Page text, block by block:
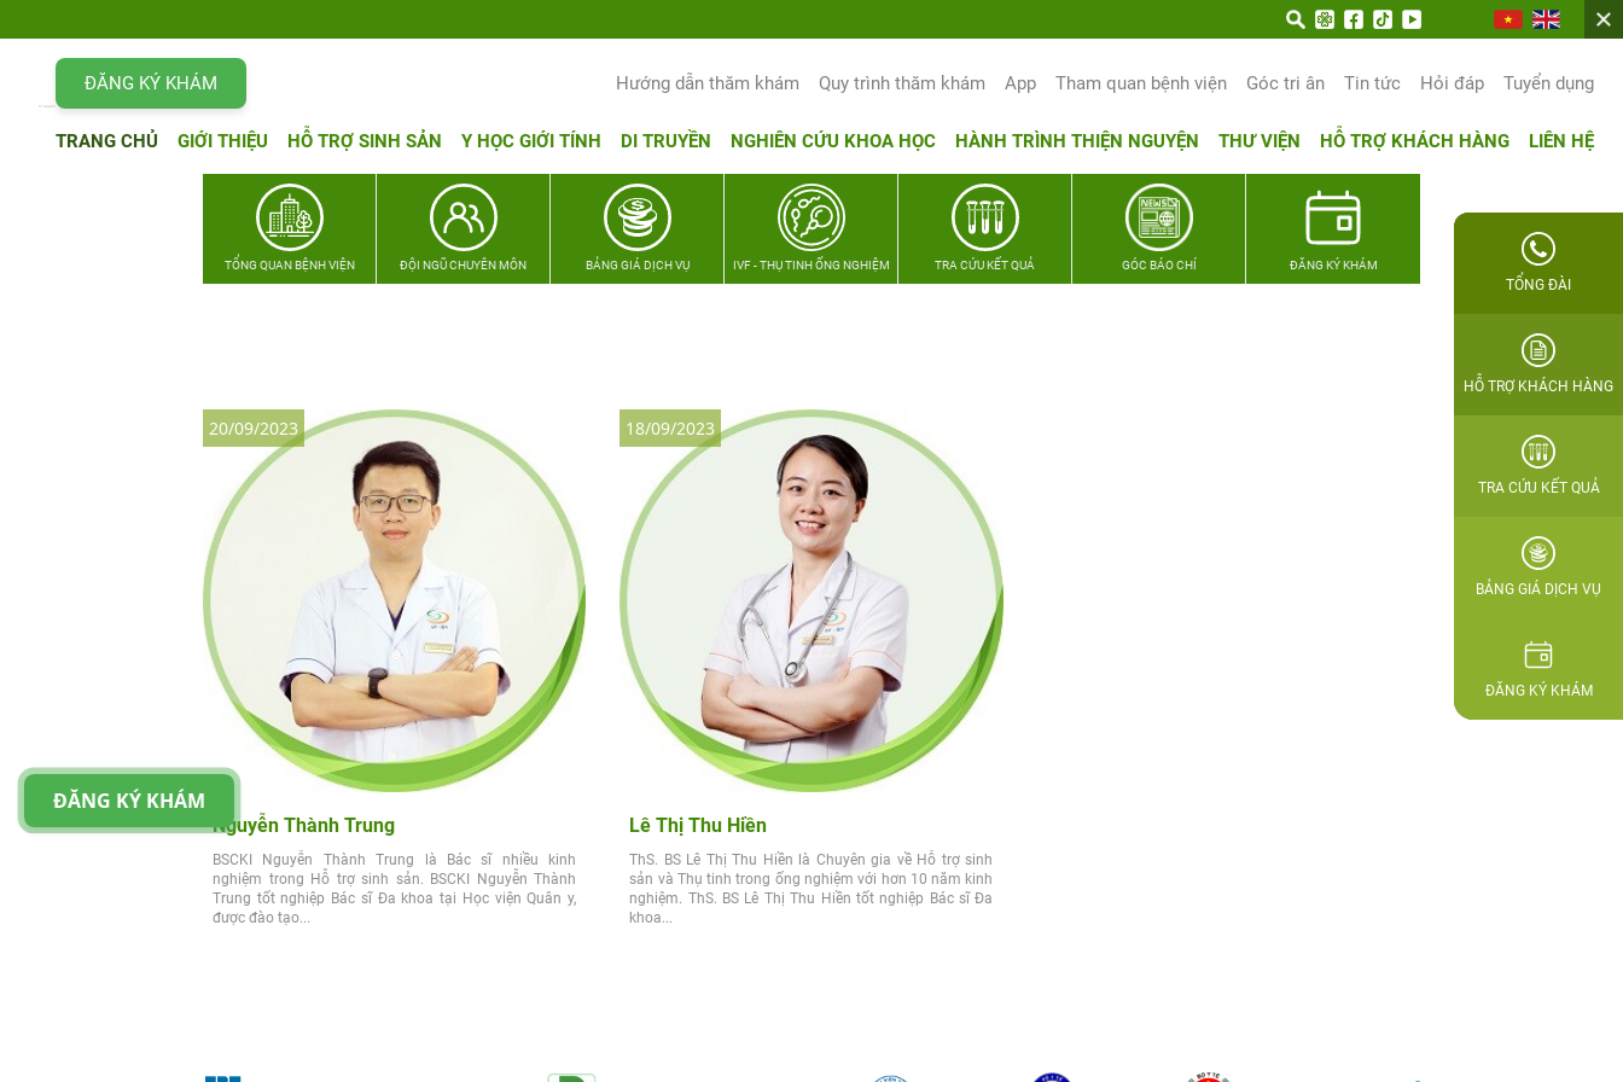
ĐĂNG KÝ KHÁM Hướng dẫn thăm khám Quy trình thăm khám App Tham quan bệnh viện Góc tri ân Tin tức Hỏi đáp Tuyển dụng
TRANG CHỦ GIỚI THIỆU HỖ TRỢ SINH SẢN Y HỌC GIỚI TÍNH DI TRUYỀN NGHIÊN CỨU KHOA HỌC HÀNH TRÌNH THIỆN NGUYỆN THƯ VIỆN HỖ TRỢ KHÁCH HÀNG LIÊN HỆ
TỔNG QUAN BỆNH VIỆN ĐỘI NGŨ CHUYÊN MÔN BẢNG GIÁ DỊCH VỤ IVF - THỤ TINH ỐNG NGHIỆM TRA CỨU KẾT QUẢ GÓC BÁO CHÍ ĐĂNG KÝ KHÁM
Nguyễn Thành Trung
BSCKI Nguyễn Thành Trung là Bác sĩ nhiều kinh
nghiệm trong Hỗ trợ sinh sản. BSCKI Nguyễn Thành
Trung tốt nghiệp Bác sĩ Đa khoa tại Học viện Quân y,
được đào tạo...
20/09/2023
Lê Thị Thu Hiền
ThS. BS Lê Thị Thu Hiền là Chuyên gia về Hỗ trợ sinh
sản và Thụ tinh trong ống nghiệm với hơn 10 năm kinh
nghiệm. ThS. BS Lê Thị Thu Hiền tốt nghiệp Bác sĩ Đa
khoa...
18/09/2023
TỔNG ĐÀI
HỖ TRỢ KHÁCH HÀNG
TRA CỨU KẾT QUẢ
BẢNG GIÁ DỊCH VỤ
ĐĂNG KÝ KHÁM
ĐĂNG KÝ KHÁM